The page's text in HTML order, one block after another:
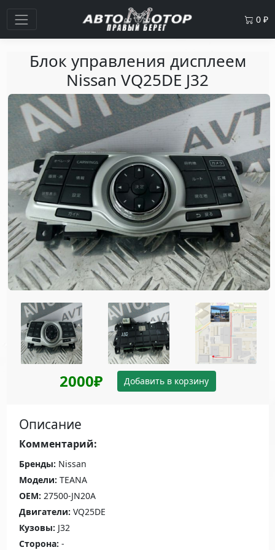
0 ₽
Блок управления дисплеем
Nissan VQ25DE J32
2000₽ Добавить в корзину
Описание
Комментарий:
Бренды: Nissan
Модели: TEANA
OEM: 27500-JN20A
Двигатели: VQ25DE
Кузовы: J32
Сторона: -